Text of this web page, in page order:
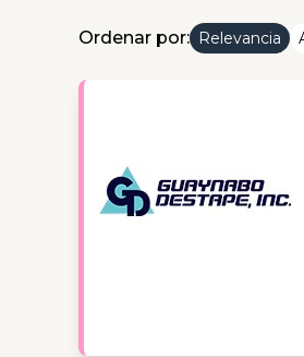
Ordenar por: Relevancia